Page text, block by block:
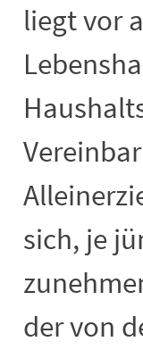
liegt vor
sich, je
der von